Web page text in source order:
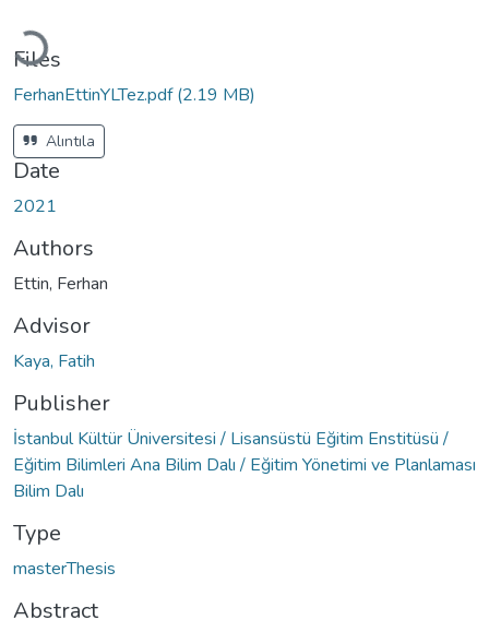
Loading...
Files
FerhanEttinYLTez.pdf(2.19 MB)
Alıntıla
Date
2021
Authors
Ettin, Ferhan
Advisor
Kaya, Fatih
Publisher
İstanbul Kültür Üniversitesi / Lisansüstü Eğitim Enstitüsü /
Eğitim Bilimleri Ana Bilim Dalı / Eğitim Yönetimi ve Planlaması
Bilim Dalı
Type
masterThesis
Abstract